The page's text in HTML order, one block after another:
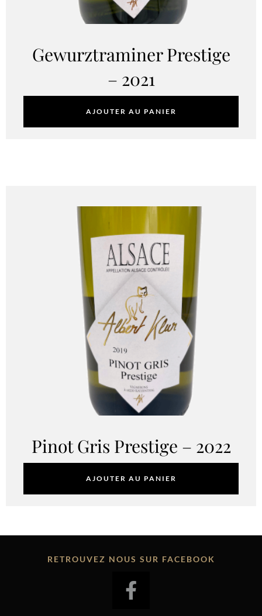
Gewurztraminer Prestige
– 2021
AJOUTER AU PANIER
Pinot Gris Prestige – 2022
AJOUTER AU PANIER
RETROUVEZ NOUS SUR FACEBOOK